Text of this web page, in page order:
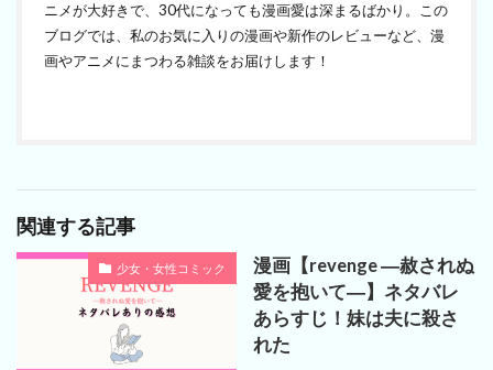
ニメが大好きで、30代になっても漫画愛は深まるばかり。この
ブログでは、私のお気に入りの漫画や新作のレビューなど、漫
画やアニメにまつわる雑談をお届けします！
関連する記事
少女・女性コミック
漫画【revenge ―赦されぬ
愛を抱いて―】ネタバレ
あらすじ！妹は夫に殺さ
れた